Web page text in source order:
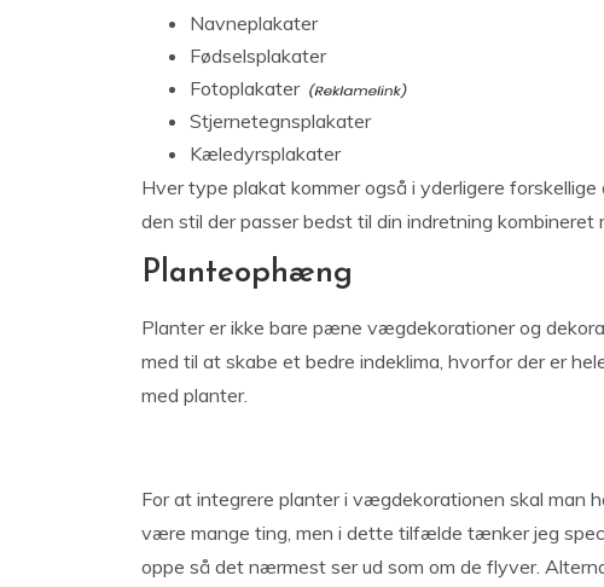
Navneplakater
Fødselsplakater
Fotoplakater
Stjernetegnsplakater
Kæledyrsplakater
Hver type plakat kommer også i yderligere
den stil der passer bedst til din indretning kombineret
Planteophæng
Planter er ikke bare pæne vægdekorationer og
med til at skabe et bedre indeklima, hvorfor der er
med planter.
For at integrere planter i vægdekorationen skal
være mange ting, men i dette tilfælde tænker jeg
oppe så det nærmest ser ud som om de flyver.